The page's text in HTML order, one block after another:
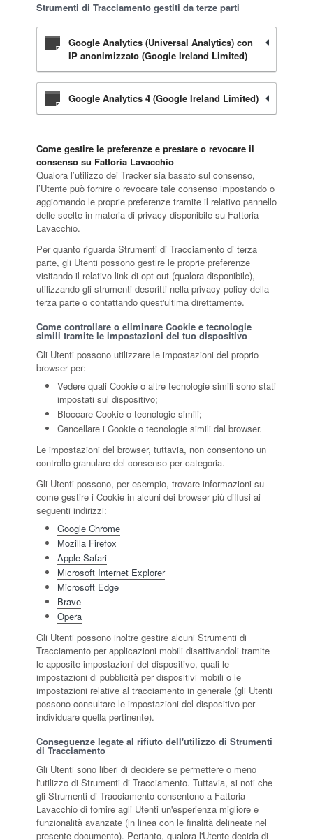
Strumenti di Tracciamento gestiti da terze parti
Google Analytics (Universal Analytics) con
IP anonimizzato (Google Ireland Limited)
Google Analytics 4 (Google Ireland Limited)
Come gestire le preferenze e prestare o revocare il
consenso su Fattoria Lavacchio
Qualora l’utilizzo dei Tracker sia basato sul consenso,
l’Utente può fornire o revocare tale consenso impostando o
aggiornando le proprie preferenze tramite il relativo pannello
delle scelte in materia di privacy disponibile su Fattoria
Lavacchio.
Per quanto riguarda Strumenti di Tracciamento di terza
parte, gli Utenti possono gestire le proprie preferenze
visitando il relativo link di opt out (qualora disponibile),
utilizzando gli strumenti descritti nella privacy policy della
terza parte o contattando quest'ultima direttamente.
Come controllare o eliminare Cookie e tecnologie
simili tramite le impostazioni del tuo dispositivo
Gli Utenti possono utilizzare le impostazioni del proprio
browser per:
Vedere quali Cookie o altre tecnologie simili sono stati
impostati sul dispositivo;
Bloccare Cookie o tecnologie simili;
Cancellare i Cookie o tecnologie simili dal browser.
Le impostazioni del browser, tuttavia, non consentono un
controllo granulare del consenso per categoria.
Gli Utenti possono, per esempio, trovare informazioni su
come gestire i Cookie in alcuni dei browser più diffusi ai
seguenti indirizzi:
Google Chrome
Mozilla Firefox
Apple Safari
Microsoft Internet Explorer
Microsoft Edge
Brave
Opera
Gli Utenti possono inoltre gestire alcuni Strumenti di
Tracciamento per applicazioni mobili disattivandoli tramite
le apposite impostazioni del dispositivo, quali le
impostazioni di pubblicità per dispositivi mobili o le
impostazioni relative al tracciamento in generale (gli Utenti
possono consultare le impostazioni del dispositivo per
individuare quella pertinente).
Conseguenze legate al rifiuto dell'utilizzo di Strumenti
di Tracciamento
Gli Utenti sono liberi di decidere se permettere o meno
l'utilizzo di Strumenti di Tracciamento. Tuttavia, si noti che
gli Strumenti di Tracciamento consentono a Fattoria
Lavacchio di fornire agli Utenti un'esperienza migliore e
funzionalità avanzate (in linea con le finalità delineate nel
presente documento). Pertanto, qualora l'Utente decida di